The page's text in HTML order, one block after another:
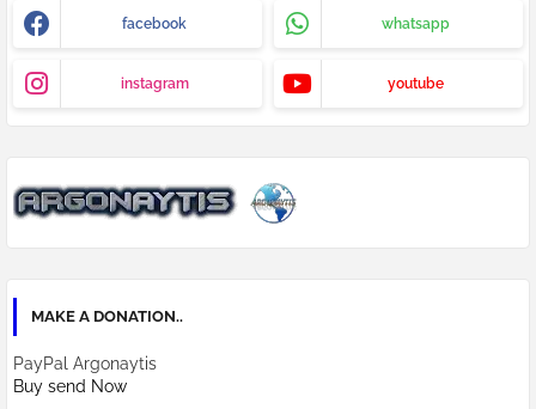
facebook whatsapp
instagram youtube
MAKE A DONATION..
PayPal Argonaytis
Buy send Now